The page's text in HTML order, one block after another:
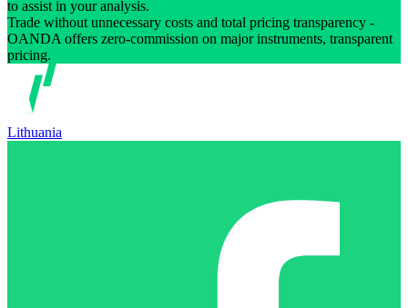
to assist in your analysis.
Trade without unnecessary costs and total pricing transparency -
OANDA offers zero-commission on major instruments, transparent
pricing.
Lithuania